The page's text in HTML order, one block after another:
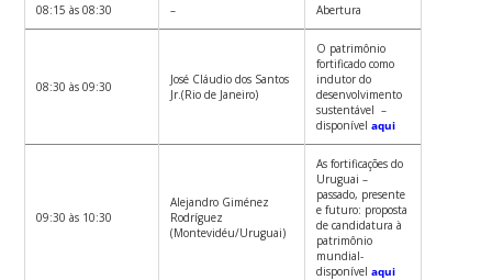
08:15 às 08:30 – Abertura
08:30 às 09:30
José Cláudio dos Santos
Jr.(Rio de Janeiro)
O patrimônio
fortificado como
indutor do
desenvolvimento
sustentável –
disponívelaqui
09:30 às 10:30
Alejandro Giménez
Rodríguez
(Montevidéu/Uruguai)
As fortificações do
Uruguai –
passado, presente
e futuro: proposta
de candidatura à
patrimônio
mundial-
disponívelaqui